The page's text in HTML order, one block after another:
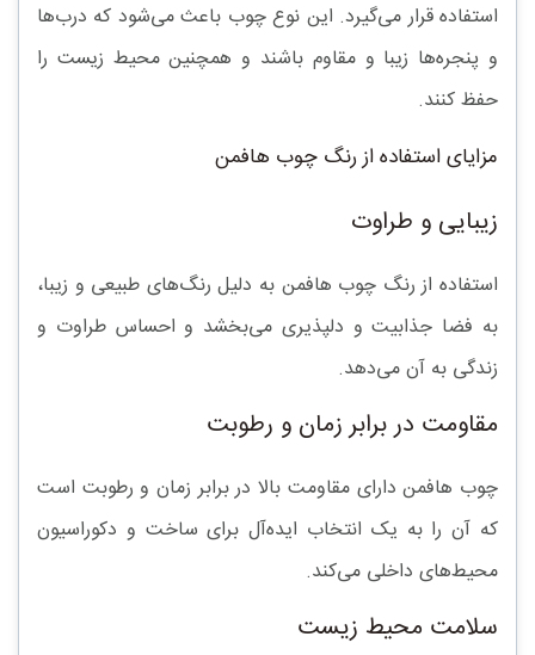
استفاده قرار می‌گیرد. این نوع چوب باعث می‌شود که درب‌ها
و پنجره‌ها زیبا و مقاوم باشند و همچنین محیط زیست را
حفظ کنند.
مزایای استفاده از رنگ چوب هافمن
زیبایی و طراوت
استفاده از رنگ چوب هافمن به دلیل رنگ‌های طبیعی و زیبا،
به فضا جذابیت و دلپذیری می‌بخشد و احساس طراوت و
زندگی به آن می‌دهد.
مقاومت در برابر زمان و رطوبت
چوب هافمن دارای مقاومت بالا در برابر زمان و رطوبت است
که آن را به یک انتخاب ایده‌آل برای ساخت و دکوراسیون
محیط‌های داخلی می‌کند.
سلامت محیط زیست